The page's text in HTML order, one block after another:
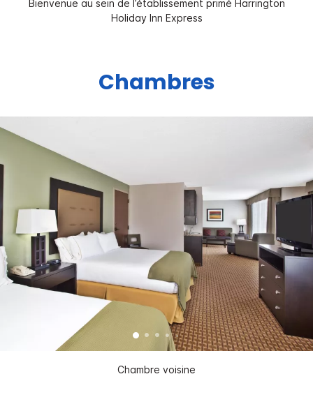
Bienvenue au sein de l’établissement primé Harrington
Holiday Inn Express
Chambres
Chambre voisine